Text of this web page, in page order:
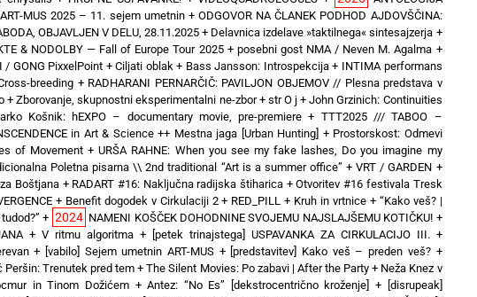
ART-MUS 2025 – 11. sejem umetnin+ODGOVOR NA ČLANEK PODHOD AJDOVŠČINA:
OBJAVLJEN V DELU, 28.11.2025 + Delavnica izdelave »taktilnega« sintesajzerja +
& NODOLBY — Fall of Europe Tour 2025 + posebni gost NMA / Neven M. Agalma +
/ GONG PixxelPoint +Ciljati oblak + Bass Jansson: Introspekcija+ INTIMA performans
breeding + RADHARANI PERNARČIČ: PAVILJON OBJEMOV // Plesna predstava v
+Zborovanje, skupnostni eksperimentalni ne-zbor+ str O j +John Grzinich: Continuities
Košnik: hEXPO – documentary movie, pre-premiere + TTT2025 /// TABOO –
in Art & Science ++ Mestna jaga [Urban Hunting] + Prostorskost: Odmevi
of Movement +URŠA RAHNE: When you see my fake lashes, Do you imagine my
Poletna pisarna \\ 2nd traditional “Art is a summer office” +VRT / GARDEN +
Boštjana+ RADART #16: Naključna radijska štiharica +Otvoritev #16 festivala Tresk
+ Benefit dogodek v Cirkulaciji 2+ RED_PILL + Kruh in vrtnice+ “Kako veš? |
+ 2024 NAMENI KOŠČEK DOHODNINE SVOJEMU NAJSLAJŠEMU KOTIČKU! +
+ V ritmu algoritma+
[petek trinajstega] USPAVANKA ZA CIRKULACIJO III. +
+ [vabilo] Sejem umetnin ART-MUS + [predstavitev] Kako veš – preden veš?+
Peršin: Trenutek pred tem+The Silent Movies: Po zabavi | After the Party + Neža Knez v
in Tinom Dožićem+Antez: “No Es” [dekstrocentrično kroženje] +
[disrupeak]